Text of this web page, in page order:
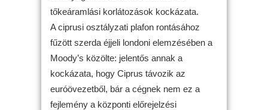
tőkeáramlási korlátozások kockázata.
A ciprusi osztályzati plafon rontásához
fűzött szerda éjjeli londoni elemzésében a
Moody’s közölte: jelentős annak a
kockázata, hogy Ciprus távozik az
euróövezetből, bár a cégnek nem ez a
fejlemény a központi előrejelzési